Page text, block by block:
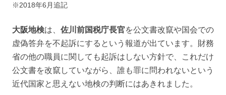
※2018年6月追記
大阪地検は、 佐川前国税庁長官を公文書改竄や国会での
虚偽答弁を不起訴にするという報道が出ています。財務
省の他の職員に関しても起訴はしない方針で、これだけ
公文書を改竄していながら、誰も罪に問われないという
近代国家と思えない地検の判断にはあきれました。